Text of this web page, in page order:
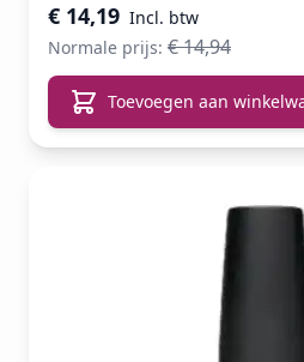
€ 14,19
Normale prijs: € 14,94
Toevoegen aan